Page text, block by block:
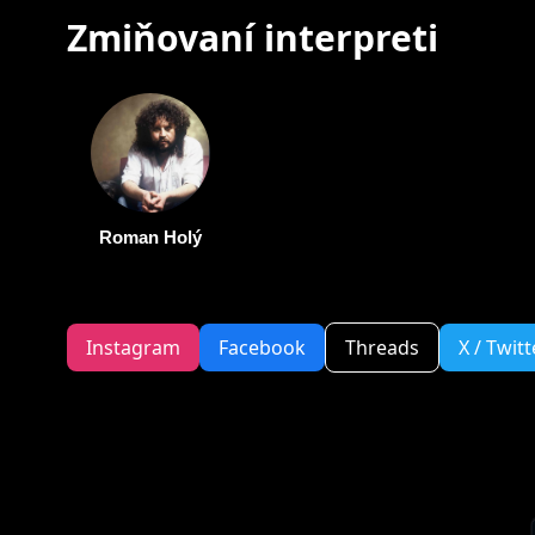
Zmiňovaní interpreti
Roman Holý
Instagram Facebook Threads X /